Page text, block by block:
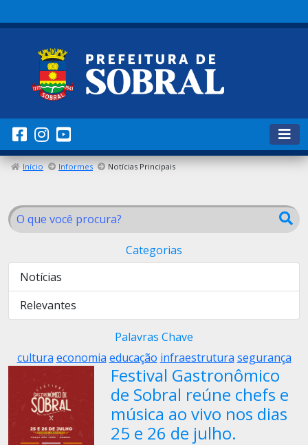
Início Informes Notícias Principais
Categorias
Notícias
Relevantes
Palavras Chave
cultura economia educação infraestrutura segurança
Festival Gastronômico
de Sobral reúne chefs e
música ao vivo nos dias
25 e 26 de julho.